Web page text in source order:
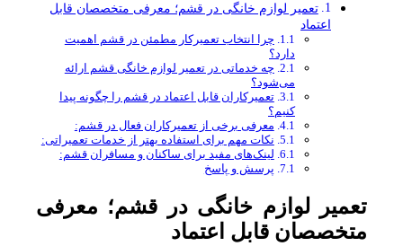
تعمیر لوازم خانگی در قشم؛ معرفی متخصصان قابل
اعتماد
چرا انتخاب تعمیرکار مطمئن در قشم اهمیت
دارد؟
چه خدماتی در تعمیر لوازم خانگی قشم ارائه
می‌شود؟
تعمیرکاران قابل اعتماد در قشم را چگونه پیدا
کنیم؟
معرفی برخی از تعمیرکاران فعال در قشم:
نکات مهم برای استفاده بهتر از خدمات تعمیراتی:
لینک‌های مفید برای ساکنان و مسافران قشم:
پرسش و پاسخ
تعمیر لوازم خانگی در قشم؛ معرفی
متخصصان قابل اعتماد